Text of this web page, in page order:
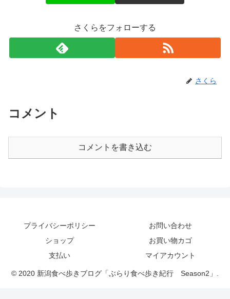
さくらをフォローする
さくら
コメント
コメントを書き込む
プライバシーポリシー
お問い合わせ
ショップ
お買い物カゴ
支払い
マイアカウント
© 2020 新潟食べ歩きブログ「ぶらり食べ歩き紀行 Season2」.